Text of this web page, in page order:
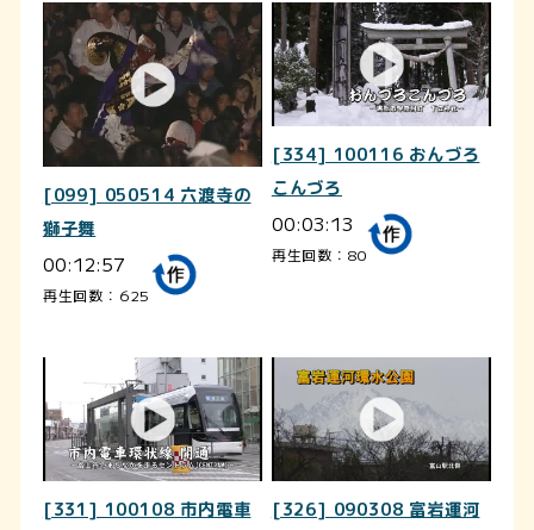
[099] 050514 六渡寺の
獅子舞
00:12:57
再生回数：625
[334] 100116 おんづろ
こんづろ
00:03:13
再生回数：80
[331] 100108 市内電車 [326] 090308 富岩運河